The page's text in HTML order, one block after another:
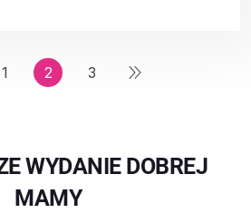
1 2 3
WYDANIE DOBREJ
MAMY